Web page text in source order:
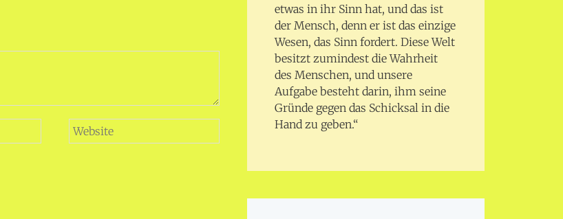
etwas in ihr Sinn hat, und das ist
der Mensch, denn er ist das einzige
Wesen, das Sinn fordert. Diese Welt
besitzt zumindest die Wahrheit
des Menschen, und unsere
Aufgabe besteht darin, ihm seine
Gründe gegen das Schicksal in die
Hand zu geben.“